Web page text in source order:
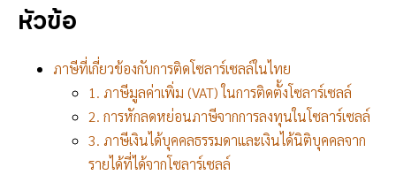
หัวข้อ
ภาษีที่เกี่ยวข้องกับการติดโซลาร์เซลล์ในไทย
1. ภาษีมูลค่าเพิ่ม (VAT) ในการติดตั้งโซลาร์เซลล์
2. การหักลดหย่อนภาษีจากการลงทุนในโซลาร์เซลล์
3. ภาษีเงินได้บุคคลธรรมดาและเงินได้นิติบุคคลจาก
รายได้ที่ได้จากโซลาร์เซลล์